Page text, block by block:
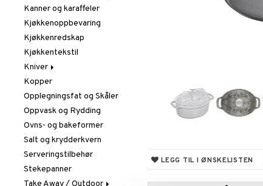
LEGG TIL I ØNSKELISTEN
Veggdekorasjoner
Småoppbevaring og
kurver
Ølglass
Sjampanjeglass
Snaps- og Avecglass
Vinglass
Whiskey- og
Cognacglass
Andre maskiner
Blander og elektrisk
visper
Brødristere
Kaffe, Te og Espresso
Vannkoker
Kanner og karaffeler
Kjøkkenoppbevaring
Kjøkkenredskap
Kjøkkentekstil
Kniver
Brødkniver
Knivesett
Knivsliper og Bryner
Knivtilbehør
Kokkekniver
Skjærebrett
Skrelle- og
grønnsakskniver
Kopper
Opplegningsfat og Skåler
Oppvask og Rydding
Ovns- og bakeformer
Salt og krydderkvern
Serveringstilbehør
Stekepanner
Take Away / Outdoor